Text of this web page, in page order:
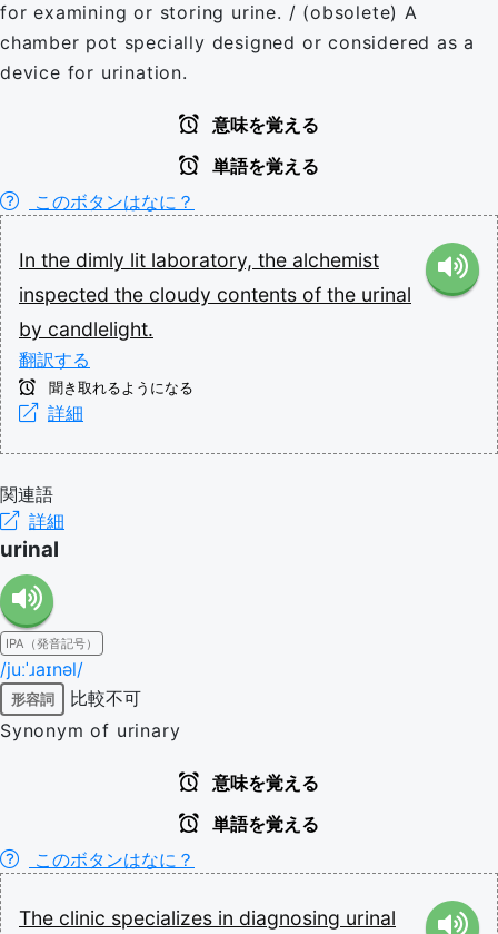
for examining or storing urine. / (obsolete) A
chamber pot specially designed or considered as a
device for urination.
意味を覚える
単語を覚える
このボタンはなに？
In the dimly lit laboratory, the alchemist
inspected the cloudy contents of the urinal
by candlelight.
翻訳する
聞き取れるようになる
詳細
関連語
詳細
urinal
IPA（発音記号）
/juːˈɹaɪnəl/
形容詞
比較不可
Synonym of urinary
意味を覚える
単語を覚える
このボタンはなに？
The clinic specializes in diagnosing urinal